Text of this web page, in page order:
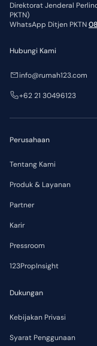
Direktorat Jenderal
PKTN)
WhatsApp Ditjen PKTN
Perusahaan
Tentang Kami
Produk & Layanan
Partner
Karir
Pressroom
123PropInsight
Dukungan
Kebijakan Privasi
Syarat Penggunaan
Hubungi Kami
info@rumah123.com
+62 21 30496123